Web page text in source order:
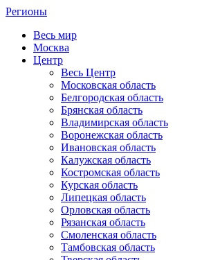
Регионы
Весь мир
Москва
Центр
Весь Центр
Московская область
Белгородская область
Брянская область
Владимирская область
Воронежская область
Ивановская область
Калужская область
Костромская область
Курская область
Липецкая область
Орловская область
Рязанская область
Смоленская область
Тамбовская область